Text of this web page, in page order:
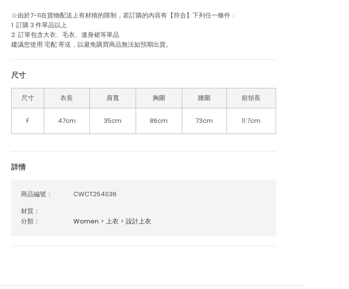
☆由於7-11在貨物配送上有材積的限制，若訂購的內容有【符合】下列任一條件：
1. 訂購 3 件單品以上
2. 訂單包含大衣、毛衣、連身裙等單品
建議您使用 宅配寄送，以避免購買商品無法如預期出貨。
尺寸
尺寸 衣長 肩寬 胸圍 腰圍 前領長
F 47cm 35cm 86cm 73cm 11.7cm
詳情
商品編號：
CWCT254036
材質：
分類：
Women > 上衣 > 設計上衣